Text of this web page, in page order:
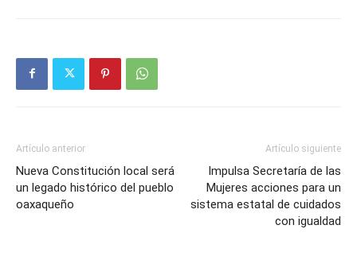
Artículo anterior
Nueva Constitución local será
un legado histórico del pueblo
oaxaqueño
Artículo siguiente
Impulsa Secretaría de las
Mujeres acciones para un
sistema estatal de cuidados
con igualdad